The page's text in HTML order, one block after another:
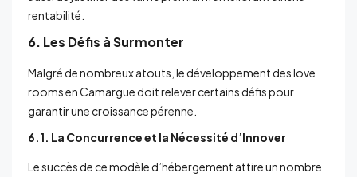
rentabilité.
6. Les Défis à Surmonter
Malgré de nombreux atouts, le développement des love
rooms en Camargue doit relever certains défis pour
garantir une croissance pérenne.
6.1. La Concurrence et la Nécessité d’Innover
Le succès de ce modèle d’hébergement attire un nombre